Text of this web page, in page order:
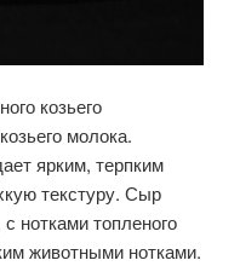
козьего
молока.
ярким, терпким
текстуру. Сыр
нотками топленого
животными нотками.